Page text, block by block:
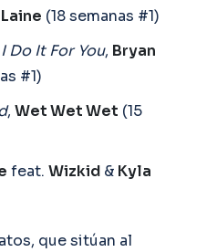
(18 semanas #1)
Do It For You, Bryan
#1)
, Wet Wet Wet (15
feat. Wizkid & Kyla
que sitúan al